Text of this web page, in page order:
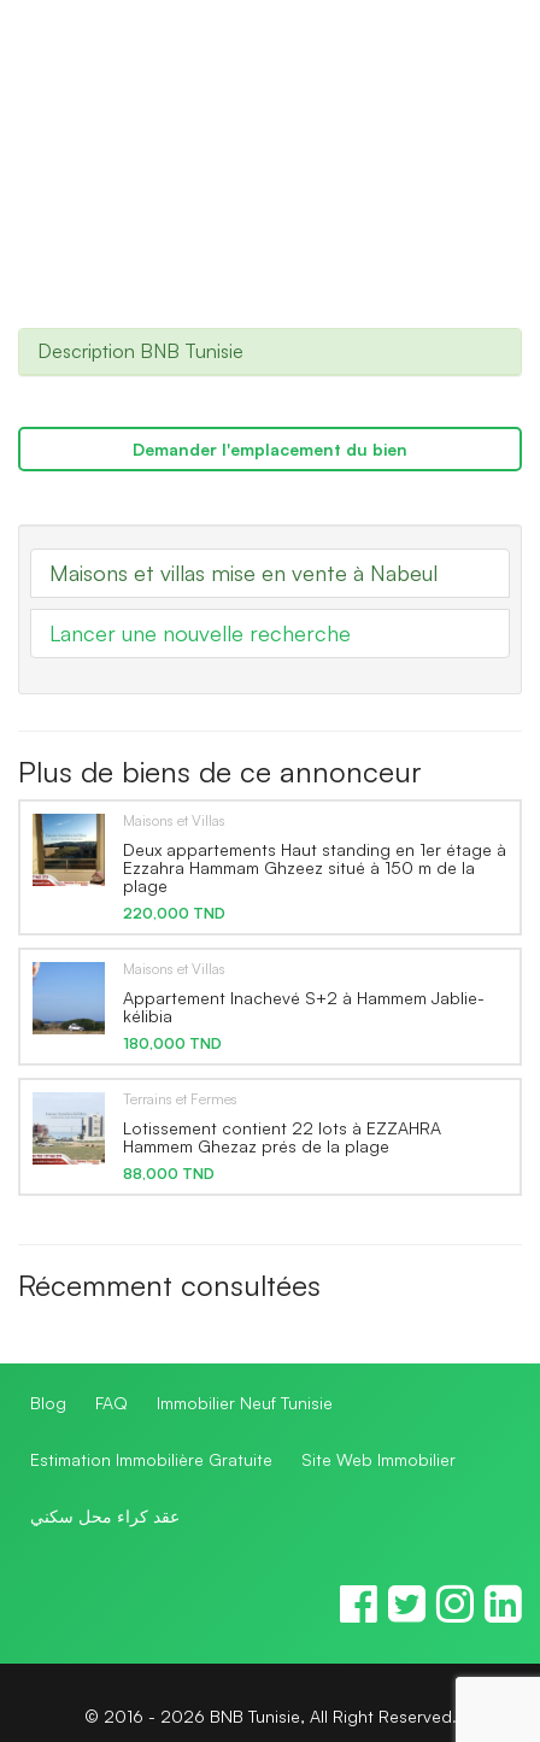
Description BNB Tunisie
Demander l'emplacement du bien
Maisons et villas mise en vente à Nabeul
Lancer une nouvelle recherche
Plus de biens de ce annonceur
Maisons et Villas
Deux appartements Haut standing en 1er étage à
Ezzahra Hammam Ghzeez situé à 150 m de la
plage
220,000 TND
Maisons et Villas
Appartement Inachevé S+2 à Hammem Jablie-
kélibia
180,000 TND
Terrains et Fermes
Lotissement contient 22 lots à EZZAHRA
Hammem Ghezaz prés de la plage
88,000 TND
Récemment consultées
Blog FAQ Immobilier Neuf Tunisie
Estimation Immobilière Gratuite Site Web Immobilier
عقد كراء محل سكني
© 2016 - 2026 BNB Tunisie, All Right Reserved.